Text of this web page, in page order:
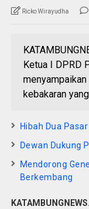
Ricko Wirayudha
Ketua I DPRD
kebakaran
Hibah Dua
Dewan Dukung
Mendorong
Berkembang